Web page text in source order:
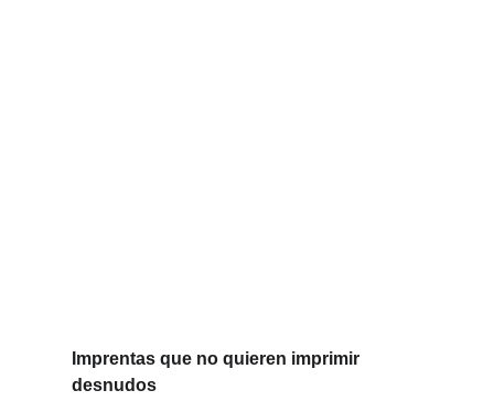
Imprentas que no quieren imprimir
desnudos